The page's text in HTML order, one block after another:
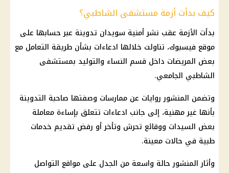
كيف بدأت أزمة مستشفى الشاطبي؟
بدأت الأزمة عقب نشر أمنية سويدان تدوينة عبر حسابها على
موقع فيسبوك، تناولت خلالها ادعاءات بشأن طريقة التعامل مع
بعض المريضات داخل قسم النساء والتوليد بمستشفى
الشاطبي الجامعي.
وتضمن المنشور روايات عن ممارسات وصفتها صاحبة التدوينة
بأنها غير مهنية، إلى جانب ادعاءات تتعلق بإساءة معاملة
بعض السيدات ووقائع تحرش وتأخر أو رفض تقديم خدمات
طبية في حالات معينة.
وأثار المنشور حالة واسعة من الجدل على مواقع التواصل